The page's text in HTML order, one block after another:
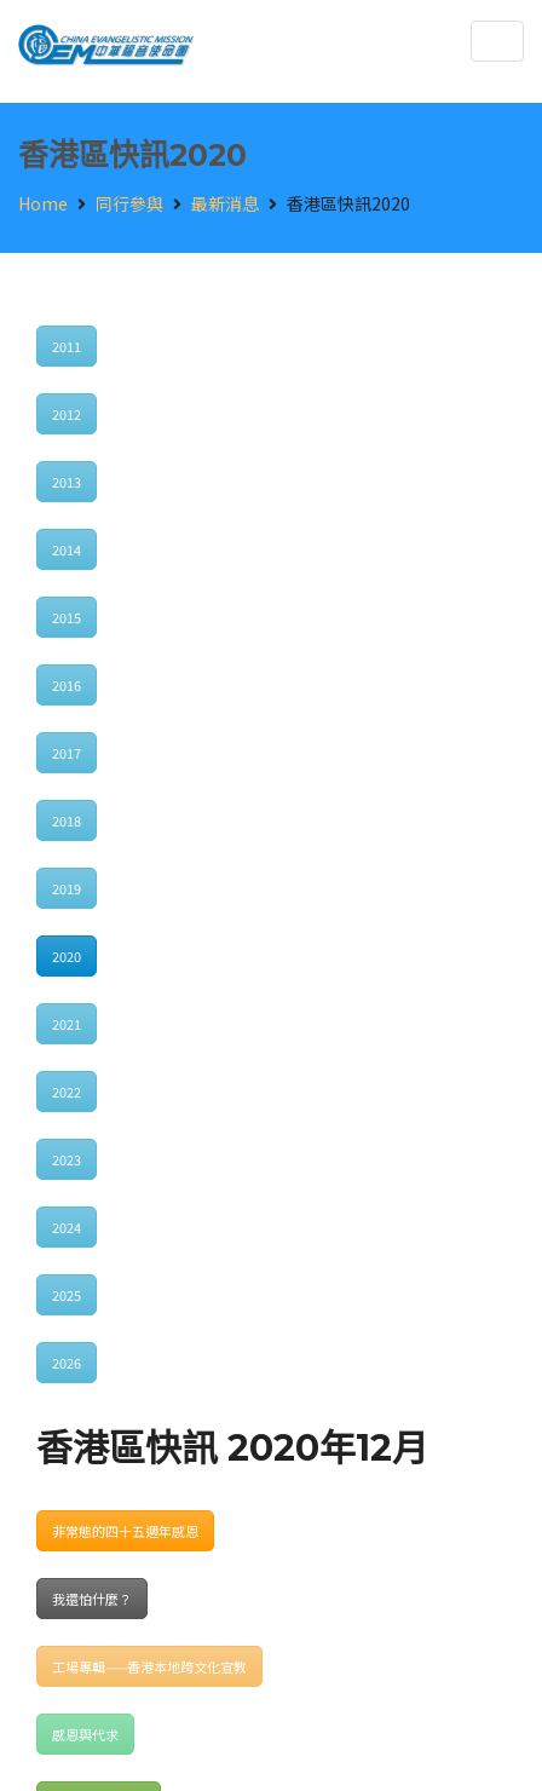
香港區快訊2020
Home 同行參與 最新消息 香港區快訊2020
2011
2012
2013
2014
2015
2016
2017
2018
2019
2020
2021
2022
2023
2024
2025
2026
香港區快訊 2020年12月
非常態的四十五週年感恩
我還怕什麼？
工場專輯——香港本地跨文化宣教
感恩與代求